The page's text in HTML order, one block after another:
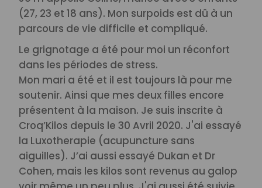
(27, 23 et 18 ans). Mon surpoids est dû à un
parcours de vie difficile et compliqué.
Le grignotage a été pour moi un réconfort
dans les périodes de stress.
Mon mari a été et il est toujours là pour me
soutenir. Ainsi que mes deux filles encore
présentent à la maison. Je suis inscrite à
Croq’Kilos depuis le 30 Avril 2020. J'ai essayé
la Luxotherapie (acupuncture sans
aiguilles). J’ai aussi essayé Dukan et Dr
Cohen, mais les kilos sont revenus au galop